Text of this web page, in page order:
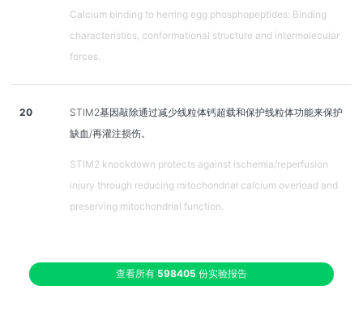
Calcium binding to herring egg phosphopeptides: Binding
characteristics, conformational structure and intermolecular
forces.
20
STIM2基因敲除通过减少线粒体钙超载和保护线粒体功能来保护
缺血/再灌注损伤。
STIM2 knockdown protects against ischemia/reperfusion
injury through reducing mitochondrial calcium overload and
preserving mitochondrial function.
查看所有 598405 份实验报告